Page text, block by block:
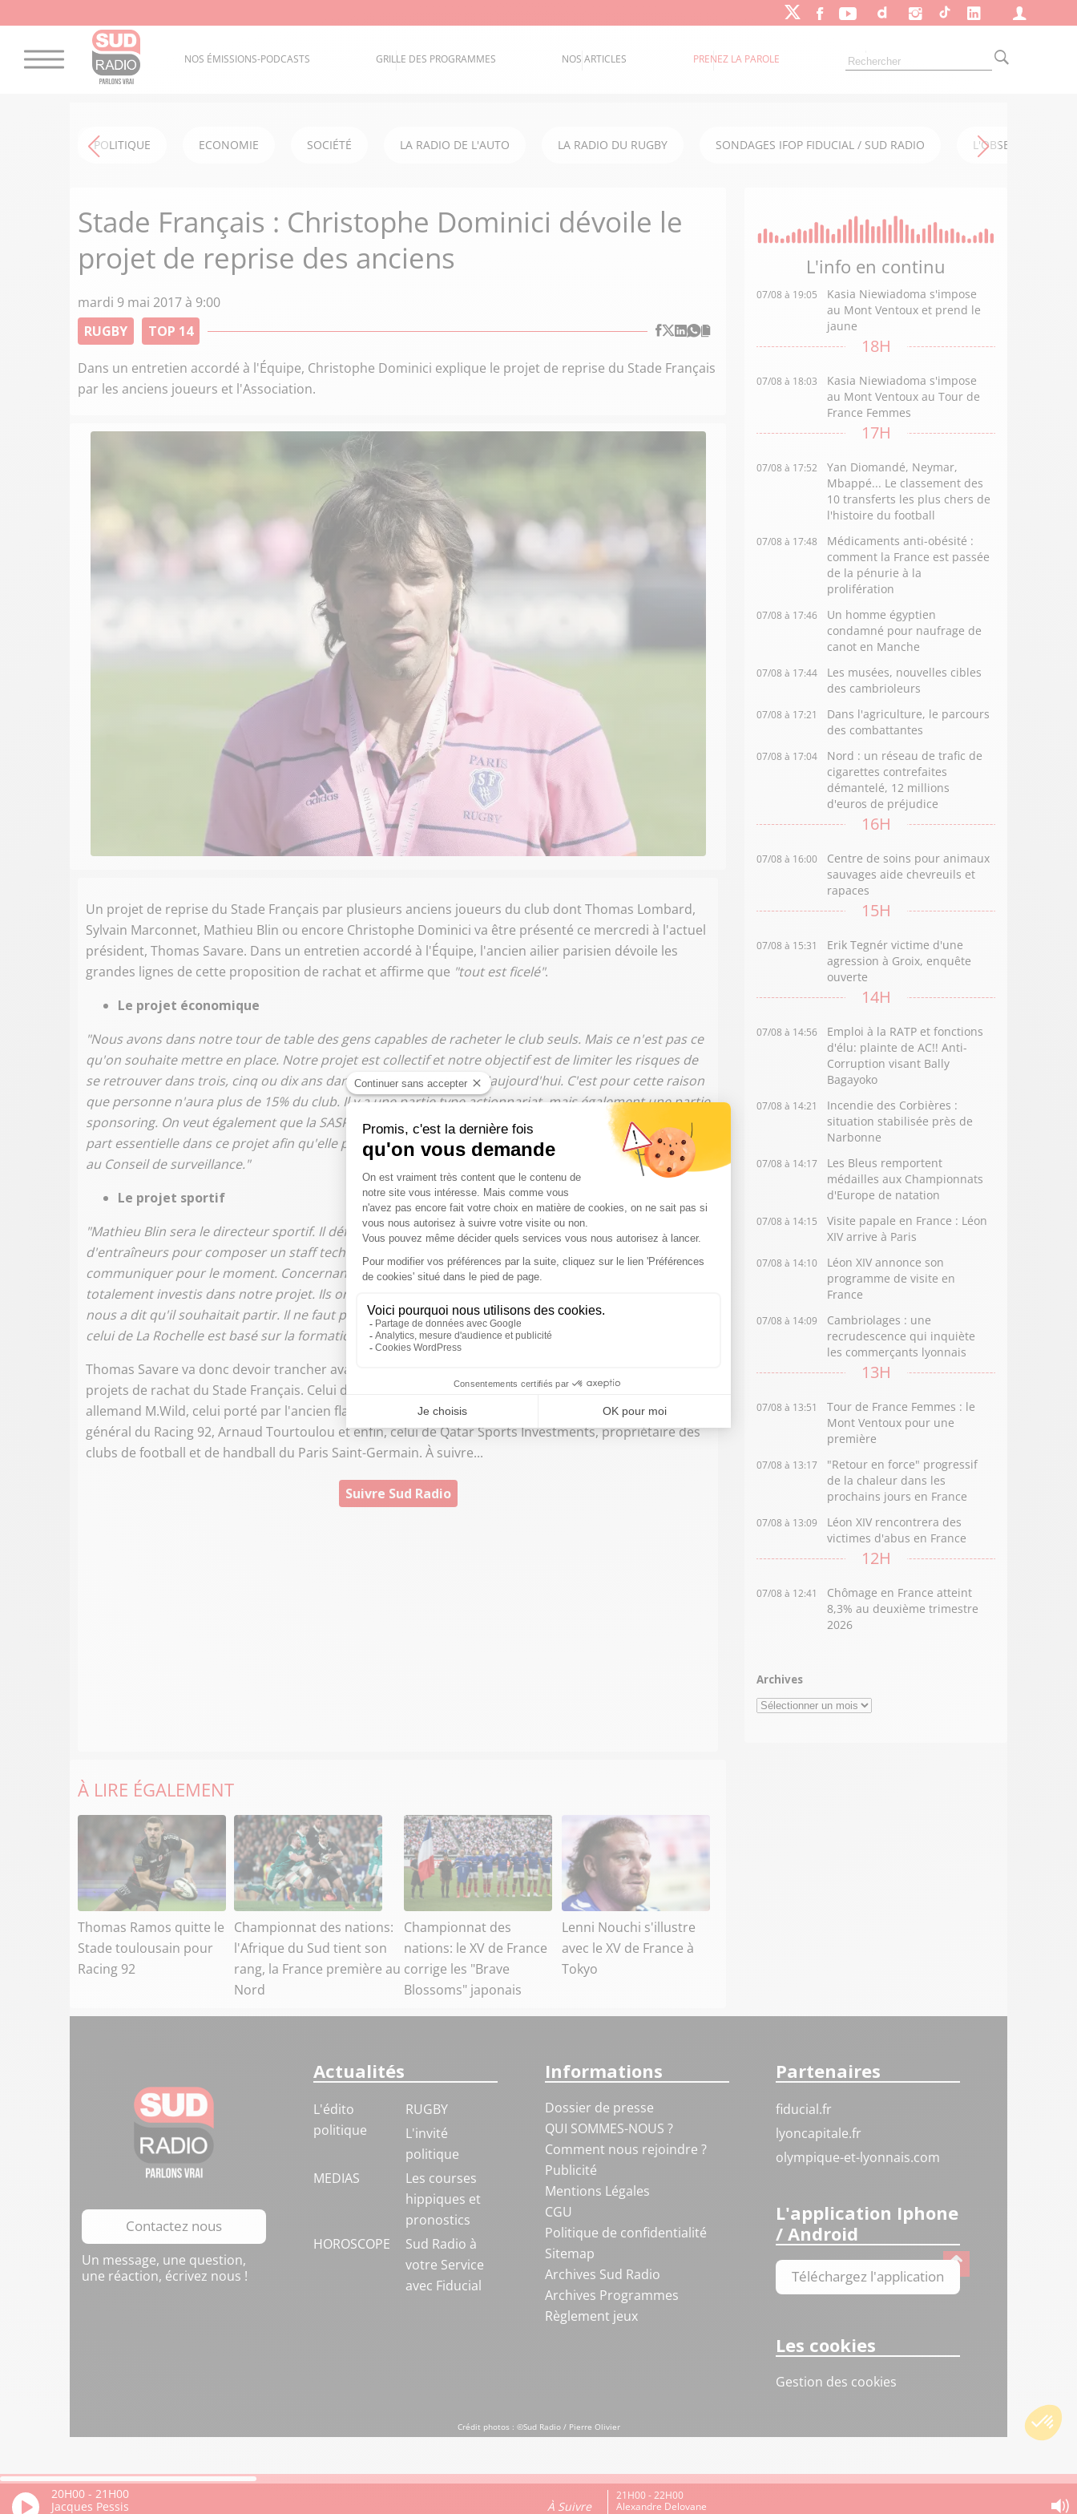
NOS ÉMISSIONS-PODCASTS GRILLE DES PROGRAMMES NOS ARTICLES PRENEZ LA PAROLE
POLITIQUE ECONOMIE SOCIÉTÉ LA RADIO DE L'AUTO LA RADIO DU RUGBY SONDAGES IFOP FIDUCIAL / SUD RADIO L'OBSERVATOIRE
Stade Français : Christophe Dominici dévoile le
projet de reprise des anciens
mardi 9 mai 2017 à 9:00
RUGBY
TOP 14
Dans un entretien accordé à l'Équipe, Christophe Dominici explique le projet de reprise du Stade Français
par les anciens joueurs et l'Association.
Un projet de reprise du Stade Français par plusieurs anciens joueurs du club dont Thomas Lombard,
Sylvain Marconnet, Mathieu Blin ou encore Christophe Dominici va être présenté ce mercredi à l'actuel
président, Thomas Savare. Dans un entretien accordé à l'Équipe, l'ancien ailier parisien dévoile les
grandes lignes de cette proposition de rachat et affirme que "tout est ficelé".
Le projet économique
"Nous avons dans notre tour de table des gens capables de racheter le club seuls. Mais ce n'est pas ce
qu'on souhaite mettre en place. Notre projet est collectif et notre objectif est de limiter les risques de
se retrouver dans trois, cinq ou dix ans dans la même situation qu'aujourd'hui. C'est pour cette raison
que personne n'aura plus de 15% du club. Il y a une partie type actionnariat, mais également une partie
sponsoring. On veut également que la SASP et l'Association ne forment qu'un. L'Association aura une
part essentielle dans ce projet afin qu'elle puisse prendre des décisions au Conseil d'Administration et
au Conseil de surveillance."
Le projet sportif
"Mathieu Blin sera le directeur sportif. Il définira la vision globale. Nous avons des accords
d'entraîneurs pour composer un staff technique. Tout est calé sportivement, mais on ne souhaite pas
communiquer pour le moment. Concernant les joueurs, on a beaucoup parlé avec eux, ils sont
totalement investis dans notre projet. Ils ont envie. Je ne suis pas inquiet sur ce point. Aucun joueur
nous a dit qu'il souhaitait partir. Il ne faut pas avoir peur du mot "formation". Le projet de Clermont ou
celui de La Rochelle est basé sur la formation et on voit les résultats."
Thomas Savare va donc devoir trancher avant le 30 juin, date de son désengagement, entre quatre
projets de rachat du Stade Français. Celui des anciens du club et de l'Association, celui du milliardaire
allemand M.Wild, celui porté par l'ancien flanker parisien, Richard Pool-Jones et l'ancien directeur
général du Racing 92, Arnaud Tourtoulou et enfin, celui de Qatar Sports Investments, propriétaire des
clubs de football et de handball du Paris Saint-Germain. À suivre...
Suivre Sud Radio
À LIRE ÉGALEMENT
Thomas Ramos quitte le
Stade toulousain pour
Racing 92
Championnat des nations:
l'Afrique du Sud tient son
rang, la France première au
Nord
Championnat des
nations: le XV de France
corrige les "Brave
Blossoms" japonais
Lenni Nouchi s'illustre
avec le XV de France à
Tokyo
L'info en continu
07/08 à 19:05
Kasia Niewiadoma s'impose
au Mont Ventoux et prend le
jaune
18H
07/08 à 18:03
Kasia Niewiadoma s'impose
au Mont Ventoux au Tour de
France Femmes
17H
07/08 à 17:52
Yan Diomandé, Neymar,
Mbappé... Le classement des
10 transferts les plus chers de
l'histoire du football
07/08 à 17:48
Médicaments anti-obésité :
comment la France est passée
de la pénurie à la
prolifération
07/08 à 17:46
Un homme égyptien
condamné pour naufrage de
canot en Manche
07/08 à 17:44
Les musées, nouvelles cibles
des cambrioleurs
07/08 à 17:21
Dans l'agriculture, le parcours
des combattantes
07/08 à 17:04
Nord : un réseau de trafic de
cigarettes contrefaites
démantelé, 12 millions
d'euros de préjudice
16H
07/08 à 16:00
Centre de soins pour animaux
sauvages aide chevreuils et
rapaces
15H
07/08 à 15:31
Erik Tegnér victime d'une
agression à Groix, enquête
ouverte
14H
07/08 à 14:56
Emploi à la RATP et fonctions
d'élu: plainte de AC!! Anti-
Corruption visant Bally
Bagayoko
07/08 à 14:21
Incendie des Corbières :
situation stabilisée près de
Narbonne
07/08 à 14:17
Les Bleus remportent
médailles aux Championnats
d'Europe de natation
07/08 à 14:15
Visite papale en France : Léon
XIV arrive à Paris
07/08 à 14:10
Léon XIV annonce son
programme de visite en
France
07/08 à 14:09
Cambriolages : une
recrudescence qui inquiète
les commerçants lyonnais
13H
07/08 à 13:51
Tour de France Femmes : le
Mont Ventoux pour une
première
07/08 à 13:17
"Retour en force" progressif
de la chaleur dans les
prochains jours en France
07/08 à 13:09
Léon XIV rencontrera des
victimes d'abus en France
12H
07/08 à 12:41
Chômage en France atteint
8,3% au deuxième trimestre
2026
Archives
Archives
Contactez nous
Un message, une question,
une réaction, écrivez nous !
Actualités
L'édito
politique
RUGBY
L'invité
politique
MEDIAS
Les courses
hippiques et
pronostics
HOROSCOPE
Sud Radio à
votre Service
avec Fiducial
Informations
Dossier de presse
QUI SOMMES-NOUS ?
Comment nous rejoindre ?
Publicité
Mentions Légales
CGU
Politique de confidentialité
Sitemap
Archives Sud Radio
Archives Programmes
Règlement jeux
Partenaires
fiducial.fr
lyoncapitale.fr
olympique-et-lyonnais.com
L'application Iphone
/ Android
Téléchargez l'application
Les cookies
Gestion des cookies
Crédit photos : ©Sud Radio / Pierre Olivier
20H00 - 21H00
Jacques Pessis
À Suivre
21H00 - 22H00
Alexandre Delovane